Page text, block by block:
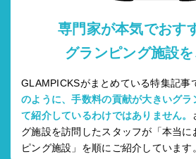
専門家が本気でおす
グランピング施設を
GLAMPICKSがまとめている特集記事
のように、手数料の貢献が大きいグラ
て紹介しているわけではありません。
グ施設を訪問したスタッフが「本当に
ピング施設」を順にご紹介しています